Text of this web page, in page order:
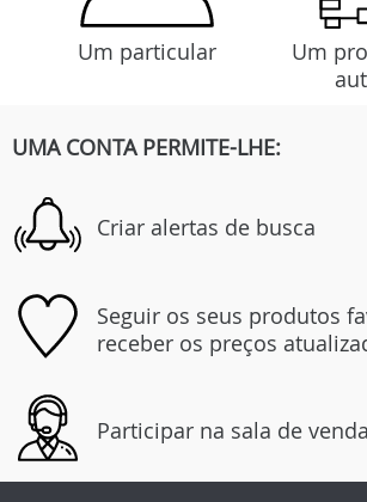
Um particular
Um
UMA CONTA PERMITE-LHE:
Criar alertas de busca
Seguir os seus produtos
receber os preços
Participar na sala de